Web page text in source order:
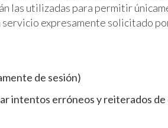
las utilizadas para permitir
expresamente solicitado
de sesión)
intentos erróneos y reiterados